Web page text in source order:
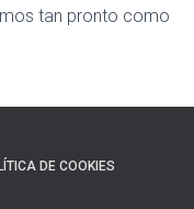
tan pronto como
DE COOKIES